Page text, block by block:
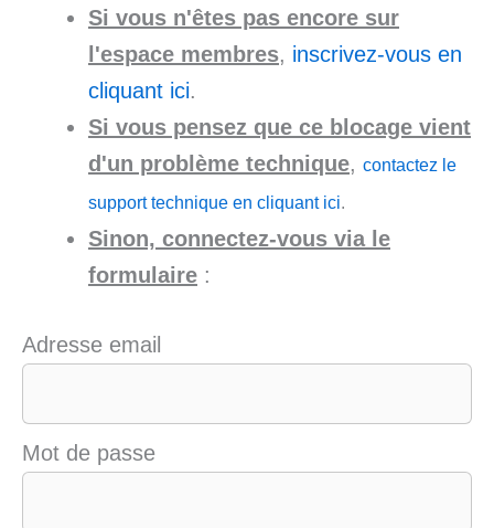
Si vous n'êtes pas encore sur
l'espace membres, inscrivez-vous en
cliquant ici.
Si vous pensez que ce blocage vient
d'un problème technique, contactez le
support technique en cliquant ici.
Sinon, connectez-vous via le
formulaire :
Adresse email
Mot de passe